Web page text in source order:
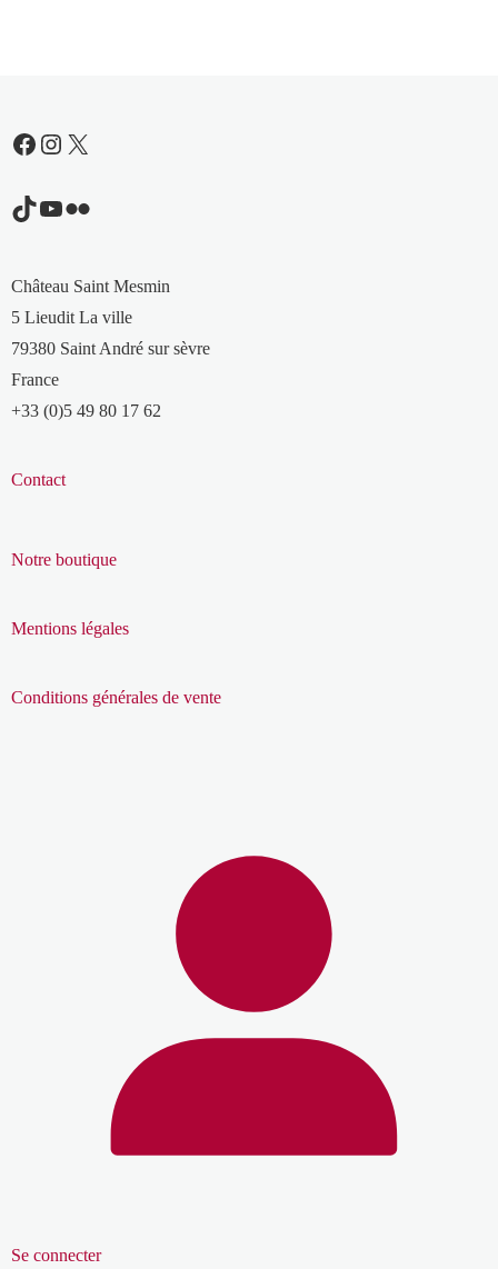
Facebook
Instagram
X
TikTok
YouTube
Flickr
Château Saint Mesmin
5 Lieudit La ville
79380 Saint André sur sèvre
France
+33 (0)5 49 80 17 62
Contact
Notre boutique
Mentions légales
Conditions générales de vente
Se connecter